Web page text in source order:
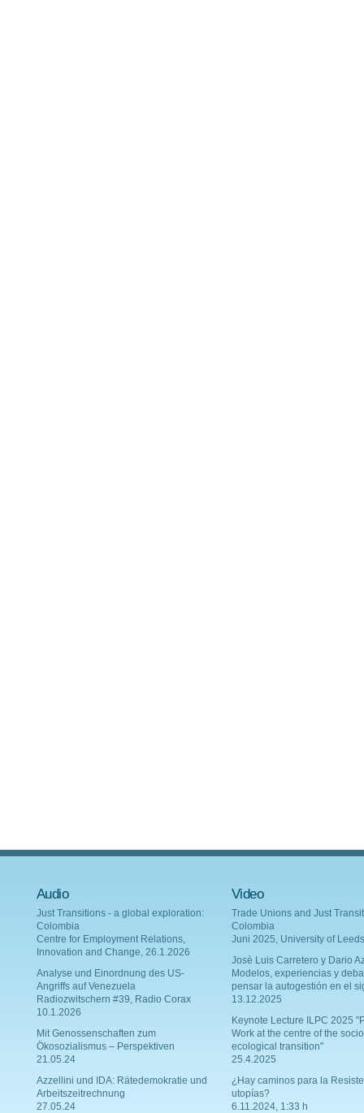
Audio
Just Transitions - a global exploration:
Colombia
Centre for Employment Relations,
Innovation and Change, 26.1.2026
Analyse und Einordnung des US-
Angriffs auf Venezuela
Radiozwitschern #39, Radio Corax
10.1.2026
Mit Genossenschaften zum
Ökosozialismus – Perspektiven
21.05.24
Azzellini und IDA: Rätedemokratie und
Arbeitszeitrechnung
27.05.24
Video
Trade Unions and Just
Colombia
Juni 2025, University of Leeds
Josè Luis Carretero y Dario
Modelos, experiencias y
pensar la autogestión en el
13.12.2025
Keynote Lecture ILPC 2025
Work at the centre of the
ecological transition"
25.4.2025
¿Hay caminos para la
utopías?
6.11.2024, 1:33 h